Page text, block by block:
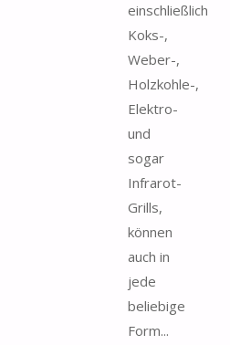
einschließlich
Koks-,
Weber-,
Holzkohle-,
Elektro-
und
sogar
Infrarot-
Grills,
können
auch in
jede
beliebige
Form...